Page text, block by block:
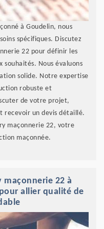
à Goudelin, nous
spécifiques. Discutez
22 pour définir les
souhaités. Nous évaluons
solide. Notre expertise
robuste et
de votre projet,
recevoir un devis détaillé.
maçonnerie 22, votre
maçonnée.
22 à
allier qualité de